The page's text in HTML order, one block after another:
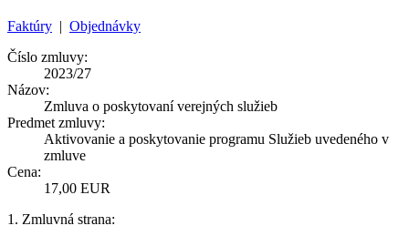
Faktúry | Objednávky
Číslo zmluvy:
2023/27
Názov:
Zmluva o poskytovaní verejných služieb
Predmet zmluvy:
Aktivovanie a poskytovanie programu Služieb uvedeného v
zmluve
Cena:
17,00 EUR
1. Zmluvná strana: